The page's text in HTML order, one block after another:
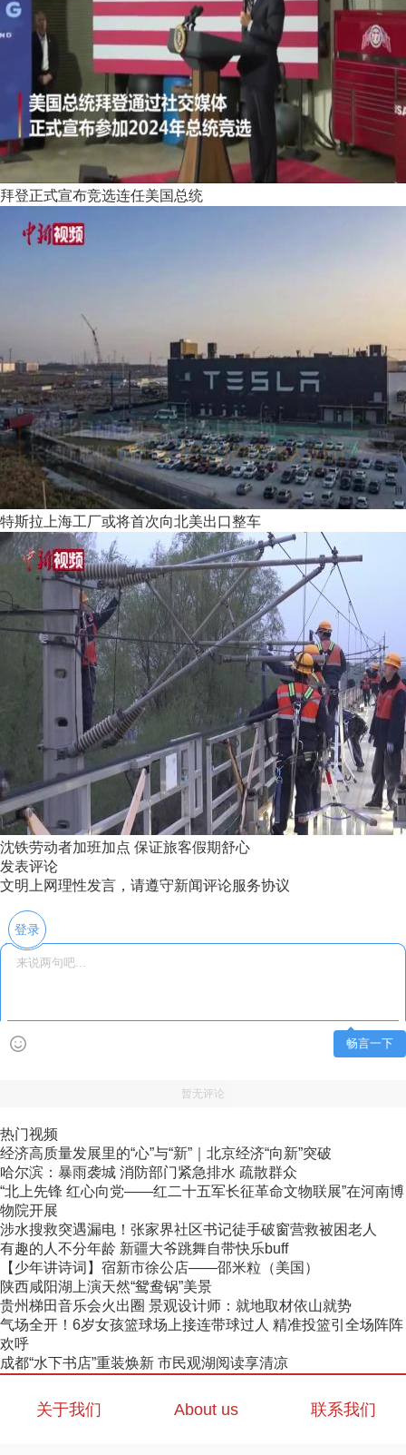
拜登正式宣布竞选连任美国总统
特斯拉上海工厂或将首次向北美出口整车
沈铁劳动者加班加点 保证旅客假期舒心
发表评论
文明上网理性发言，请遵守新闻评论服务协议
登录
畅言一下
暂无评论
热门视频
经济高质量发展里的“心”与“新”｜北京经济“向新”突破
哈尔滨：暴雨袭城 消防部门紧急排水 疏散群众
“北上先锋 红心向党——红二十五军长征革命文物联展”在河南博
物院开展
涉水搜救突遇漏电！张家界社区书记徒手破窗营救被困老人
有趣的人不分年龄 新疆大爷跳舞自带快乐buff
【少年讲诗词】宿新市徐公店——邵米粒（美国）
陕西咸阳湖上演天然“鸳鸯锅”美景
贵州梯田音乐会火出圈 景观设计师：就地取材依山就势
气场全开！6岁女孩篮球场上接连带球过人 精准投篮引全场阵阵
欢呼
成都“水下书店”重装焕新 市民观湖阅读享清凉
关于我们 About us 联系我们